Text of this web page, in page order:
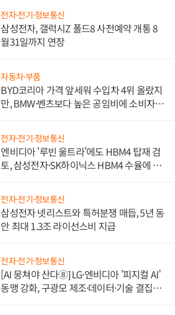
전자·전기·정보통신
삼성전자, 갤럭시Z 폴드8 사전예약 개통 8
월31일까지 연장
자동차·부품
BYD코리아 가격 앞세워 수입차 4위 올랐지
만, BMW·벤츠보다 높은 공임비에 소비자
전자·전기·정보통신
엔비디아 '루빈 울트라'에도 HBM4 탑재 검
토, 삼성전자·SK하이닉스 HBM4 수율에 주
전자·전기·정보통신
삼성전자 넷리스트와 특허분쟁 매듭, 5년 동
안 최대 1.3조 라이선스비 지급
전자·전기·정보통신
[AI 뭉쳐야 산다⑧] LG·엔비디아 '피지컬 AI'
동맹 강화, 구광모 제조·데이터·기술 결집